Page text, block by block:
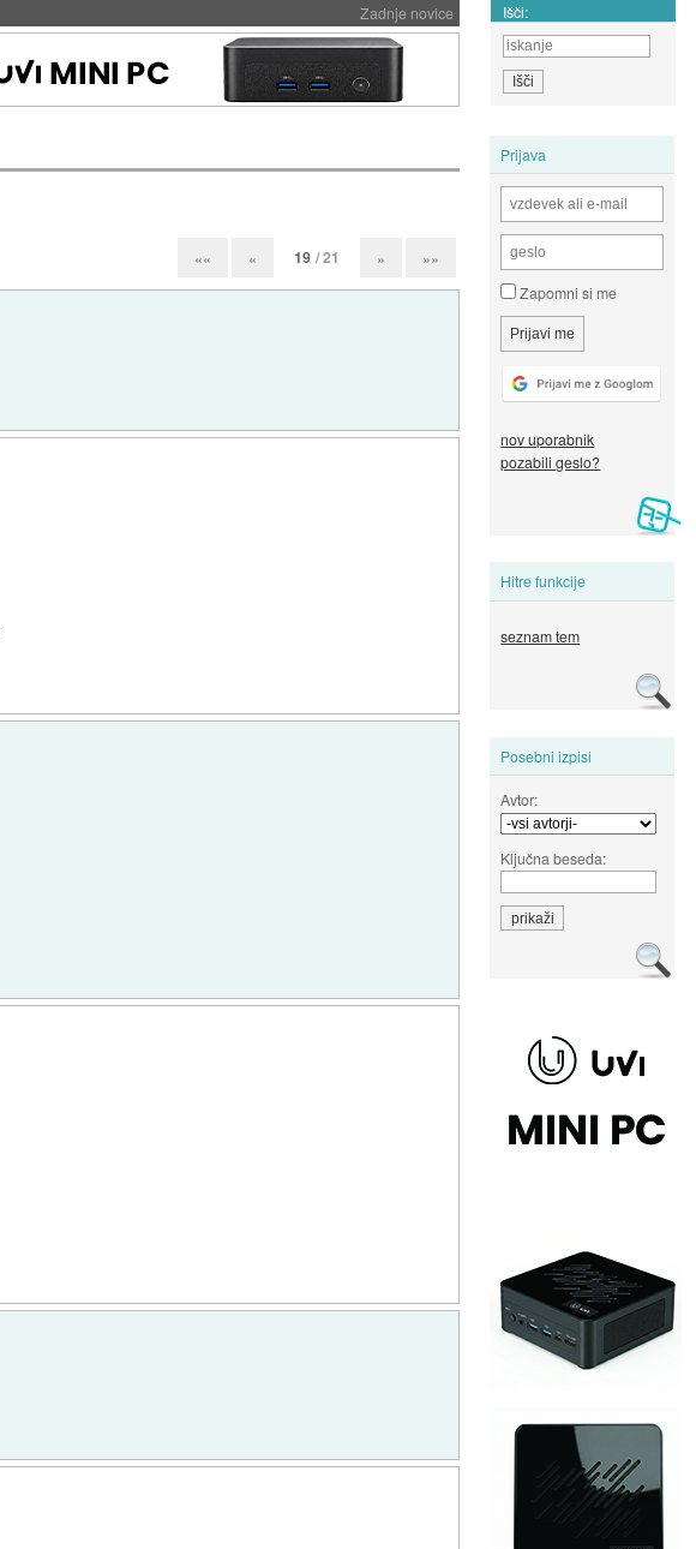
Zadnje novice Išči:
Prijava
Zapomni si me
nov uporabnik
pozabili geslo?
Hitre funkcije
seznam tem
Posebni izpisi
Avtor:
Ključna beseda:
«« « 19 / 21 » »»